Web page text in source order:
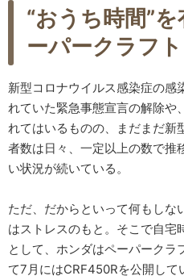
“おうち時間”
ーパークラフ
新型コロナウイルス感染症の感
れていた緊急事態宣言の解除や
れてはいるものの、まだまだ新
者数は日々、一定以上の数で推
い状況が続いている。
ただ、だからといって何もしな
はストレスのもと。そこで自宅
として、ホンダはペーパークラ
て7月にはCRF450Rを公開して